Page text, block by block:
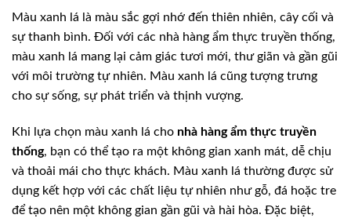
Màu xanh lá là màu sắc gợi nhớ đến thiên nhiên, cây cối và
sự thanh bình. Đối với các nhà hàng ẩm thực truyền thống,
màu xanh lá mang lại cảm giác tươi mới, thư giãn và gần gũi
với môi trường tự nhiên. Màu xanh lá cũng tượng trưng
cho sự sống, sự phát triển và thịnh vượng.
Khi lựa chọn màu xanh lá cho nhà hàng ẩm thực truyền
thống, bạn có thể tạo ra một không gian xanh mát, dễ chịu
và thoải mái cho thực khách. Màu xanh lá thường được sử
dụng kết hợp với các chất liệu tự nhiên như gỗ, đá hoặc tre
để tạo nên một không gian gần gũi và hài hòa. Đặc biệt,